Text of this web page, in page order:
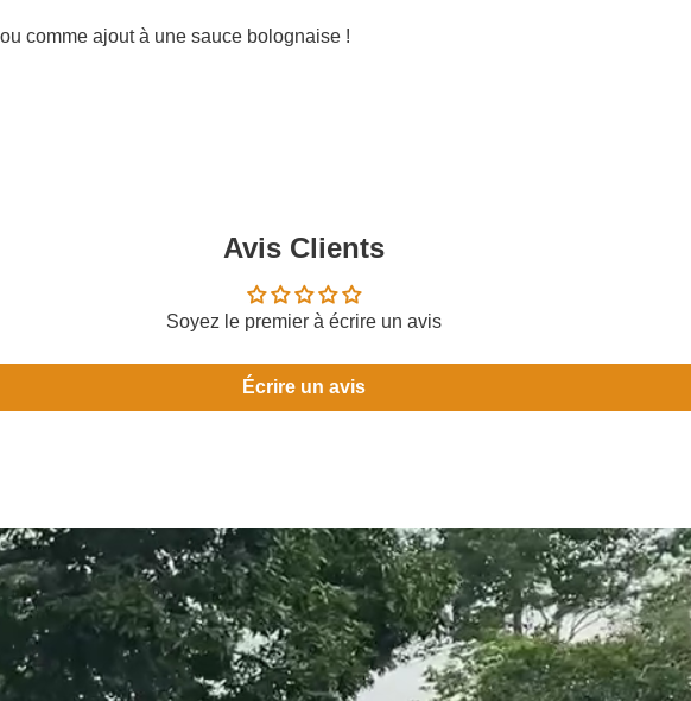
comme ajout à une sauce bolognaise !
Avis Clients
Soyez le premier à écrire un avis
Écrire un avis